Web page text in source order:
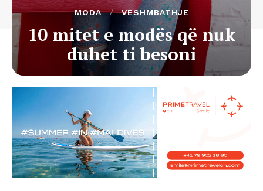
MODA VESHMBATHJE
10 mitet e modës që nuk
duhet ti besoni